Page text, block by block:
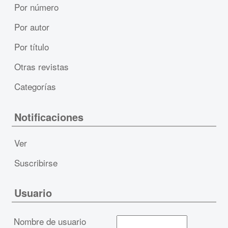
Por número
Por autor
Por título
Otras revistas
Categorías
Notificaciones
Ver
Suscribirse
Usuario
Nombre de usuario